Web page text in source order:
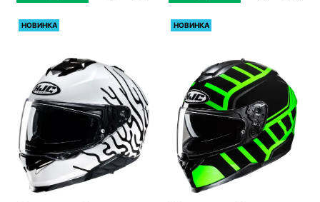
НОВИНКА НОВИНКА